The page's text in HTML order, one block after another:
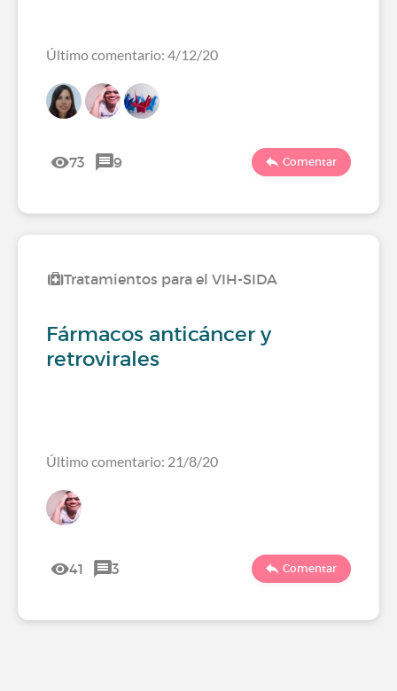
Último comentario: 4/12/20
73 9 Comentar
Tratamientos para el VIH-SIDA
Fármacos anticáncer y
retrovirales
Último comentario: 21/8/20
41 3 Comentar